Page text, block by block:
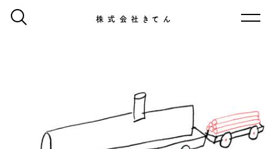
株式会社きてん